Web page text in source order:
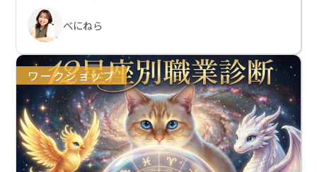
べにねら
ワークショップ